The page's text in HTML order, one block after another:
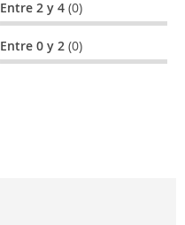
Entre 2 y 4(0)
Entre 0 y 2(0)